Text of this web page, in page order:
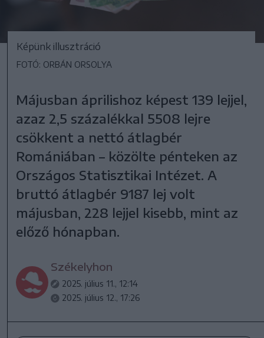
Képünk illusztráció
FOTÓ: ORBÁN ORSOLYA
Májusban áprilishoz képest 139 lejjel,
azaz 2,5 százalékkal 5508 lejre
csökkent a nettó átlagbér
Romániában – közölte pénteken az
Országos Statisztikai Intézet. A
bruttó átlagbér 9187 lej volt
májusban, 228 lejjel kisebb, mint az
előző hónapban.
Székelyhon
2025. július 11., 12:14
2025. július 12., 17:26